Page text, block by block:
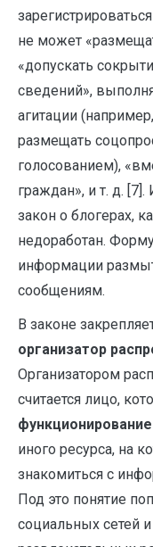
не может
«допускать
сведений»,
агитации
размещать
голосованием),
граждан», и т. д.
закон о блогерах,
недоработан.
информации
сообщениям.
В законе
организатор
Организатором
считается лицо,
иного ресурса, на
знакомиться с
Под это понятие
социальных сетей